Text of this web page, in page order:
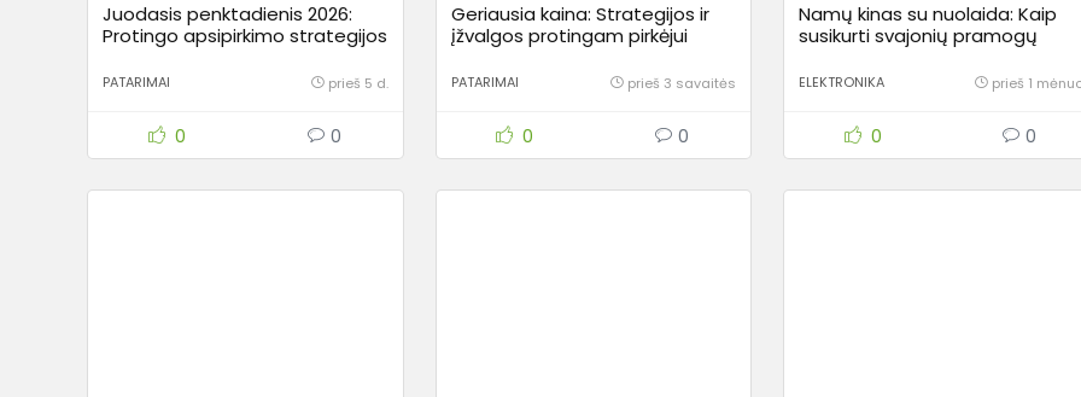
Juodasis penktadienis 2026:
Protingo apsipirkimo strategijos
rinkodaros triukų
PATARIMAI prieš 5 d.
0 0
Geriausia kaina: Strategijos ir
įžvalgos protingam pirkėjui
PATARIMAI prieš 3 savaitės
0 0
Namų kinas su nuolaida: Kaip
susikurti svajonių pramogų
ELEKTRONIKA prieš 1
0 0